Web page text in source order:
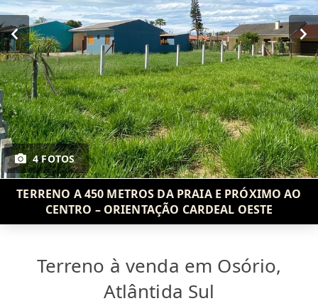
4 FOTOS
TERRENO A 450 METROS DA PRAIA E PRÓXIMO AO
CENTRO – ORIENTAÇÃO CARDEAL OESTE
Terreno à venda em Osório,
Atlântida Sul